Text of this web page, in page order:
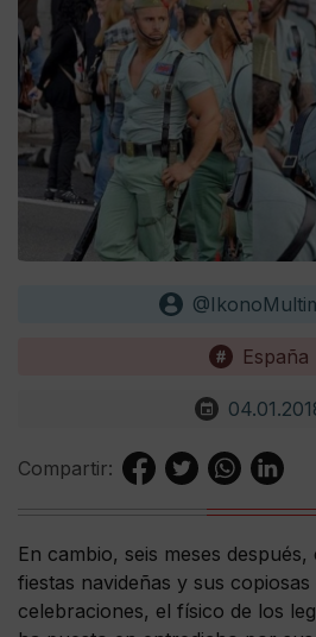
España
Compartir:
En cambio, seis meses
fiestas navideñas y sus
celebraciones, el físico de los